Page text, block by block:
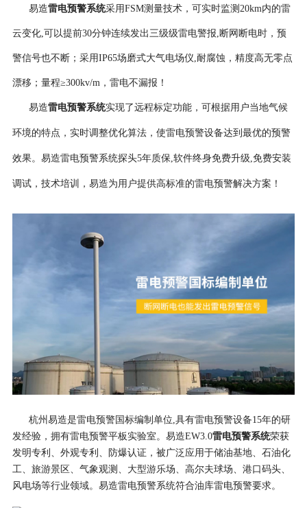
易造雷电预警系统采用FSM测量技术，可实时监测20km内的雷
云变化,可以提前30分钟连续发出三级级雷电警报,断网断电时，预
警信号也不断； 采用IP65场磨式大气电场仪,耐腐蚀，精度高无零点
漂移；量程≥300kv/m，雷电不漏报！
易造雷电预警系统实现了远程标定功能，可根据用户当地气候
环境的特点，实时调整优化算法，使雷电预警设备达到最优的预警
效果。 易造雷电预警系统探头5年质保,软件终身免费升级,免费安装
调试，技术培训，易造为用户提供高标准的雷电预警解决方案！
杭州易造是雷电预警国标编制单位,具有雷电预警设备15年的研
发经验，拥有雷电预警平板实验室。易造EW3.0雷电预警系统荣获
发明专利、外观专利、防爆认证，被广泛应用于储油基地、石油化
工、旅游景区、气象观测、大型游乐场、高尔夫球场、港口码头、
风电场等行业领域。易造雷电预警系统符合油库雷电预警要求。